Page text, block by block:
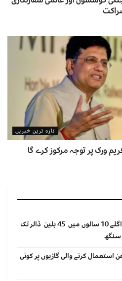
تازہ ترین خبریں
ورک پر توجہ مرکوز کرے گا
بھارت کی خلائی معیشت اگلے 10 سالوں میں 45 بلین ڈالر تک
سنگھ
استعمال کرنے والی گاڑیوں پر کوئی